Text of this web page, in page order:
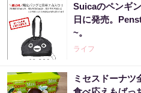
Suicaのペンギ
日に発売。
~。
ライフ
ミセスドーナツ